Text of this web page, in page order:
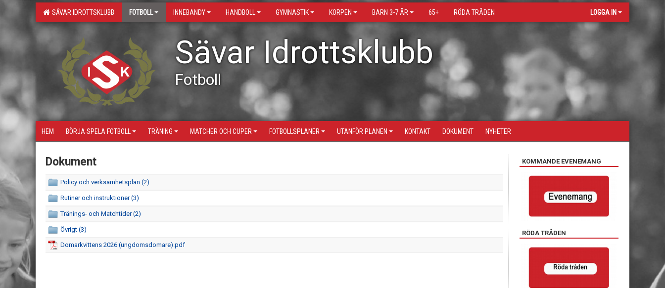
SÄVAR IDROTTSKLUBB FOTBOLL INNEBANDY HANDBOLL GYMNASTIK KORPEN BARN 3-7 ÅR 65+ RÖDA TRÅDEN LOGGA IN
Sävar Idrottsklubb
Fotboll
HEM BÖRJA SPELA FOTBOLL TRÄNING MATCHER OCH CUPER FOTBOLLSPLANER UTANFÖR PLANEN KONTAKT DOKUMENT NYHETER
Dokument
Policy och verksamhetsplan (2)
Rutiner och instruktioner (3)
Tränings- och Matchtider (2)
Övrigt (3)
Domarkvittens 2026 (ungdomsdomare).pdf
KOMMANDE EVENEMANG
RÖDA TRÅDEN